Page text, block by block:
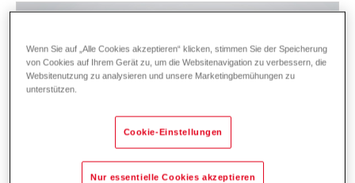
Wenn Sie auf „Alle Cookies akzeptieren“ klicken, stimmen Sie der Speicherung
von Cookies auf Ihrem Gerät zu, um die Websitenavigation zu verbessern, die
Websitenutzung zu analysieren und unsere Marketingbemühungen zu
unterstützen.
Cookie-Einstellungen
Nur essentielle Cookies akzeptieren